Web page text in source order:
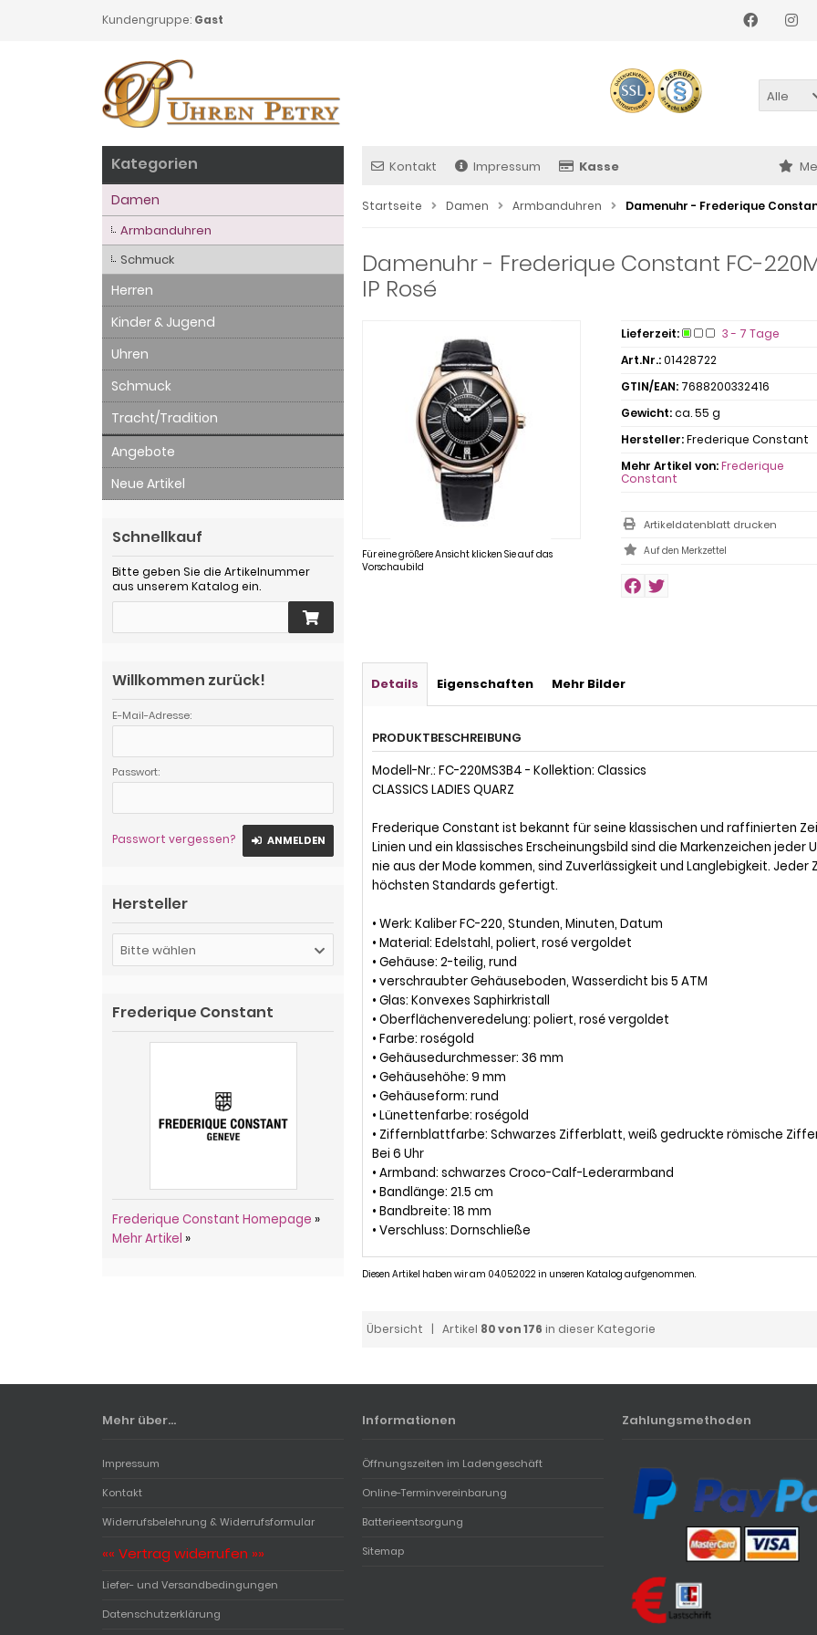
Kundengruppe: Gast
Alle
Kontakt Impressum Kasse
Startseite Damen Armbanduhren Damenuhr - Frederique
Damenuhr - Frederique Constant FC-
IP Rosé
Für eine größere Ansicht klicken Sie auf das
Vorschaubild
Lieferzeit:
3 - 7 Tage
Art.Nr.:01428722
GTIN/EAN: 7688200332416
Gewicht:ca. 55 g
Hersteller:Frederique Constant
Mehr Artikel von:Frederique
Constant
Artikeldatenblatt drucken
Details Eigenschaften Mehr Bilder
PRODUKTBESCHREIBUNG
Modell-Nr.: FC-220MS3B4 - Kollektion: Classics
CLASSICS LADIES QUARZ
Frederique Constant ist bekannt für seine klassischen und raffinierten
Linien und ein klassisches Erscheinungsbild sind die Markenzeichen
nie aus der Mode kommen, sind Zuverlässigkeit und Langlebigkeit.
höchsten Standards gefertigt.
• Werk: Kaliber FC-220, Stunden, Minuten, Datum
• Material: Edelstahl, poliert, rosé vergoldet
• Gehäuse: 2-teilig, rund
• verschraubter Gehäuseboden, Wasserdicht bis 5 ATM
• Glas: Konvexes Saphirkristall
• Oberflächenveredelung: poliert, rosé vergoldet
• Farbe: roségold
• Gehäusedurchmesser: 36 mm
• Gehäusehöhe: 9 mm
• Gehäuseform: rund
• Lünettenfarbe: roségold
• Ziffernblattfarbe: Schwarzes Zifferblatt, weiß gedruckte römische
Bei 6 Uhr
• Armband: schwarzes Croco-Calf-Lederarmband
• Bandlänge: 21.5 cm
• Bandbreite: 18 mm
• Verschluss: Dornschließe
Diesen Artikel haben wir am 04.05.2022 in unseren Katalog aufgenommen.
Übersicht | Artikel 80 von 176 in dieser Kategorie
Kategorien
Damen
Armbanduhren
Schmuck
Herren
Kinder & Jugend
Uhren
Schmuck
Tracht/Tradition
Angebote
Neue Artikel
Schnellkauf
Bitte geben Sie die Artikelnummer
aus unserem Katalog ein.
Willkommen zurück!
E-Mail-Adresse:
Passwort:
Passwort vergessen? ANMELDEN
Hersteller
Bitte wählen
Frederique Constant
Frederique Constant Homepage »
Mehr Artikel »
Mehr über...
Impressum
Kontakt
Widerrufsbelehrung & Widerrufsformular
«« Vertrag widerrufen »»
Liefer- und Versandbedingungen
Datenschutzerklärung
Informationen
Öffnungszeiten im Ladengeschäft
Online-Terminvereinbarung
Batterieentsorgung
Sitemap
Zahlungsmethoden